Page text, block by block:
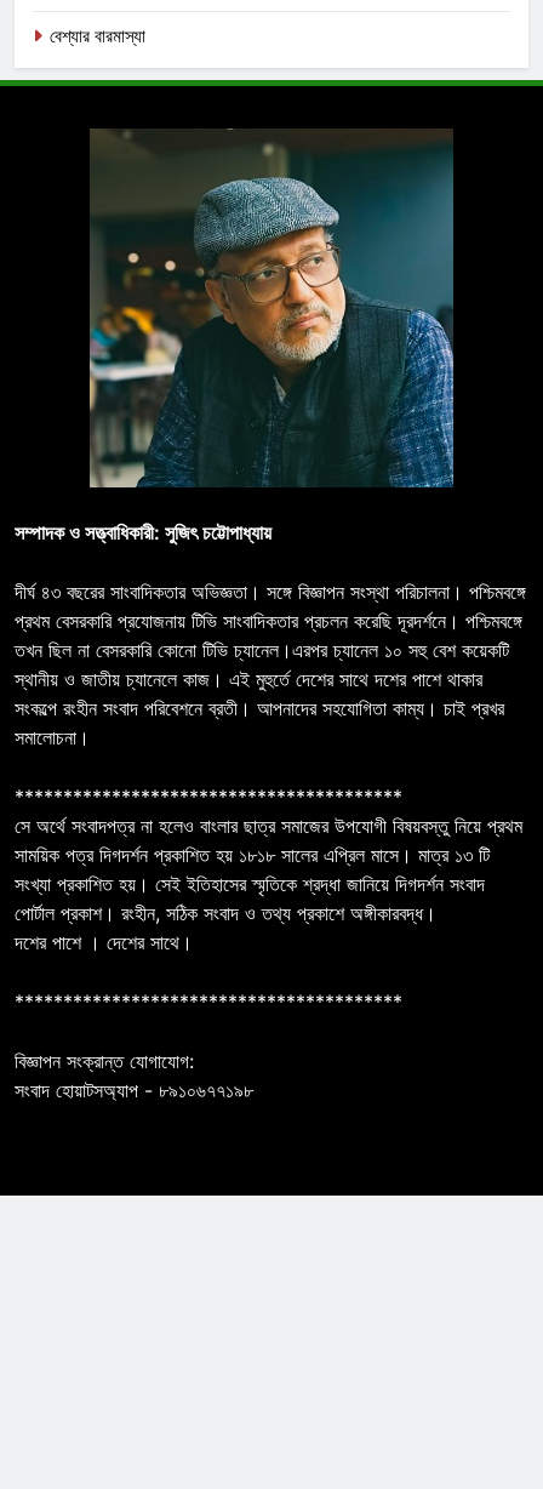
বেশ্যার বারমাস্যা
সম্পাদক ও সত্ত্বাধিকারী: সুজিৎ চট্টোপাধ্যায়
দীর্ঘ ৪৩ বছরের সাংবাদিকতার অভিজ্ঞতা। সঙ্গে বিজ্ঞাপন সংস্থা পরিচালনা। পশ্চিমবঙ্গে
প্রথম বেসরকারি প্রযোজনায় টিভি সাংবাদিকতার প্রচলন করেছি দূরদর্শনে। পশ্চিমবঙ্গে
তখন ছিল না বেসরকারি কোনো টিভি চ্যানেল।এরপর চ্যানেল ১০ সহু বেশ কয়েকটি
স্থানীয় ও জাতীয় চ্যানেলে কাজ। এই মুহুর্তে দেশের সাথে দশের পাশে থাকার
সংকল্পে রংহীন সংবাদ পরিবেশনে ব্রতী। আপনাদের সহযোগিতা কাম্য। চাই প্রখর
সমালোচনা।
****************************************
সে অর্থে সংবাদপত্র না হলেও বাংলার ছাত্র সমাজের উপযোগী বিষয়বস্তু নিয়ে প্রথম
সাময়িক পত্র দিগদর্শন প্রকাশিত হয় ১৮১৮ সালের এপ্রিল মাসে। মাত্র ১৩ টি
সংখ্যা প্রকাশিত হয়। সেই ইতিহাসের স্মৃতিকে শ্রদ্ধা জানিয়ে দিগদর্শন সংবাদ
পোর্টাল প্রকাশ। রংহীন, সঠিক সংবাদ ও তথ্য প্রকাশে অঙ্গীকারবদ্ধ।
দশের পাশে । দেশের সাথে।
****************************************
বিজ্ঞাপন সংক্রান্ত যোগাযোগ:
সংবাদ হোয়াটসঅ্যাপ - ৮৯১০৬৭৭১৯৮